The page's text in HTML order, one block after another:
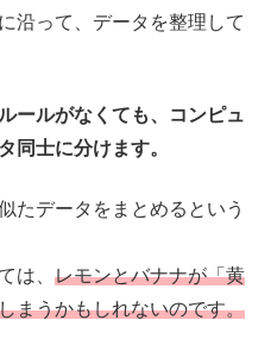
沿って、データを整理して
ルールがなくても、コンピュ
同士に分けます。
たデータをまとめるという
は、 レモンとバナナが「黄
まうかもしれないのです。